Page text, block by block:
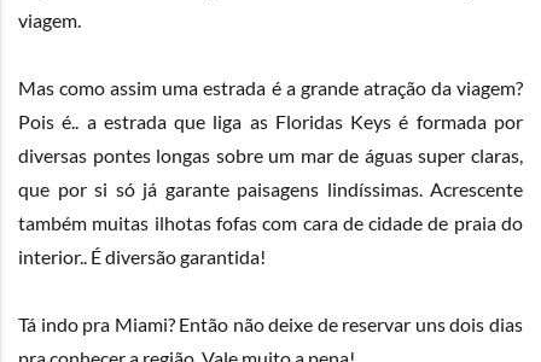
viagem.
Mas como assim uma estrada é a grande atração da viagem?
Pois é.. a estrada que liga as Floridas Keys é formada por
diversas pontes longas sobre um mar de águas super claras,
que por si só já garante paisagens lindíssimas. Acrescente
também muitas ilhotas fofas com cara de cidade de praia do
interior.. É diversão garantida!
Tá indo pra Miami? Então não deixe de reservar uns dois dias